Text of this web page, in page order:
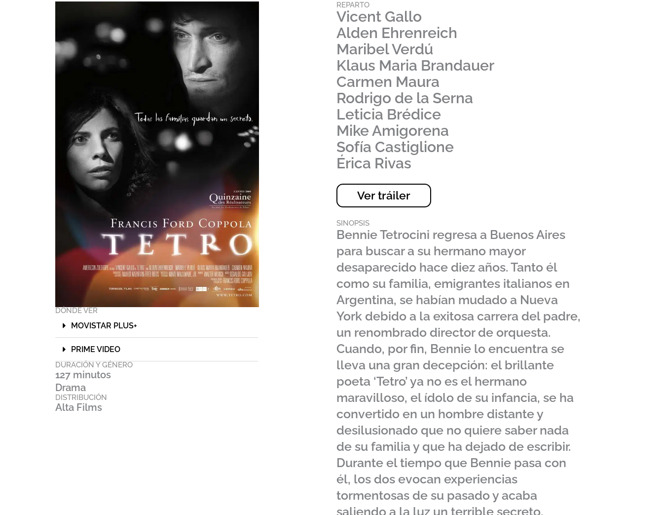
DÓNDE VER
MOVISTAR PLUS+
PRIME VIDEO
DURACIÓN Y GÉNERO
127 minutos
Drama
DISTRIBUCIÓN
Alta Films
REPARTO
Vicent Gallo
Alden Ehrenreich
Maribel Verdú
Klaus Maria Brandauer
Carmen Maura
Rodrigo de la Serna
Leticia Brédice
Mike Amigorena
Sofía Castiglione
Érica Rivas
Ver tráiler
SINOPSIS
Bennie Tetrocini regresa a Buenos Aires
para buscar a su hermano mayor
desaparecido hace diez años. Tanto él
como su familia, emigrantes italianos en
Argentina, se habían mudado a Nueva
York debido a la exitosa carrera del padre,
un renombrado director de orquesta.
Cuando, por fin, Bennie lo encuentra se
lleva una gran decepción: el brillante
poeta ‘Tetro’ ya no es el hermano
maravilloso, el ídolo de su infancia, se ha
convertido en un hombre distante y
desilusionado que no quiere saber nada
de su familia y que ha dejado de escribir.
Durante el tiempo que Bennie pasa con
él, los dos evocan experiencias
tormentosas de su pasado y acaba
saliendo a la luz un terrible secreto.